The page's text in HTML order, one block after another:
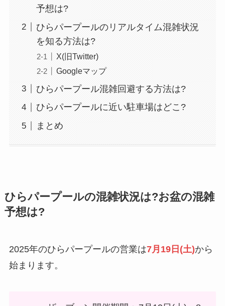
予想は?
ひらパープールのリアルタイム混雑状況
を知る方法は?
X(旧Twitter)
Googleマップ
ひらパープール混雑回避する方法は?
ひらパープールに近い駐車場はどこ?
まとめ
ひらパープールの混雑状況は?お盆の混雑
予想は?
2025年のひらパープールの営業は7月19日(土)から
始まります。